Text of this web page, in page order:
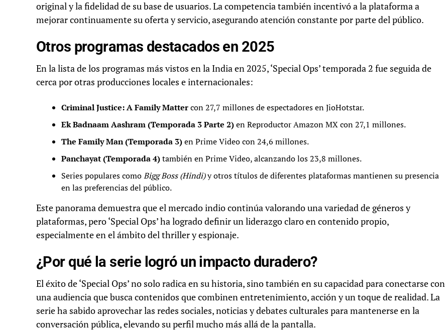
original y la fidelidad de su base de usuarios. La competencia también incentivó a la plataforma a
mejorar continuamente su oferta y servicio, asegurando atención constante por parte del público.
Otros programas destacados en 2025
En la lista de los programas más vistos en la India en 2025, ‘Special Ops’ temporada 2 fue seguida de
cerca por otras producciones locales e internacionales:
Criminal Justice: A Family Mattercon 27,7 millones de espectadores en JioHotstar.
Ek Badnaam Aashram (Temporada 3 Parte 2)en Reproductor Amazon MX con 27,1 millones.
The Family Man (Temporada 3)en Prime Video con 24,6 millones.
Panchayat (Temporada 4)también en Prime Video, alcanzando los 23,8 millones.
Series populares comoBigg Boss (Hindi)y otros títulos de diferentes plataformas mantienen su presencia
en las preferencias del público.
Este panorama demuestra que el mercado indio continúa valorando una variedad de géneros y
plataformas, pero ‘Special Ops’ ha logrado definir un liderazgo claro en contenido propio,
especialmente en el ámbito del thriller y espionaje.
¿Por qué la serie logró un impacto duradero?
El éxito de ‘Special Ops’ no solo radica en su historia, sino también en su capacidad para conectarse con
una audiencia que busca contenidos que combinen entretenimiento, acción y un toque de realidad. La
serie ha sabido aprovechar las redes sociales, noticias y debates culturales para mantenerse en la
conversación pública, elevando su perfil mucho más allá de la pantalla.